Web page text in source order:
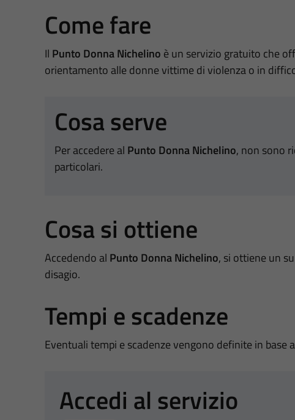
Come fare
Il Punto Donna Nichelino è un servizio gratuito che
orientamento alle donne vittime di violenza o in
Cosa serve
Per accedere al Punto Donna Nichelino, non sono
particolari.
Cosa si ottiene
Accedendo al Punto Donna Nichelino, si ottiene un
disagio.
Tempi e scadenze
Eventuali tempi e scadenze vengono definite in base
Accedi al servizio